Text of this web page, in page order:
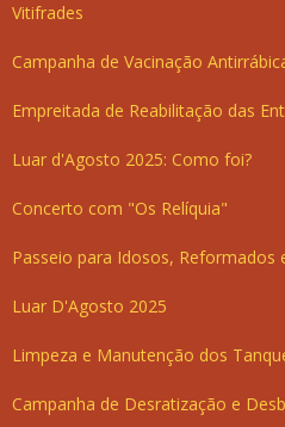
Vitifrades
Campanha de Vacinação
Empreitada de Reabilitação das
Luar d'Agosto 2025: Como foi?
Concerto com "Os Relíquia"
Passeio para Idosos, Reformados
Luar D'Agosto 2025
Limpeza e Manutenção dos
Campanha de Desratização e